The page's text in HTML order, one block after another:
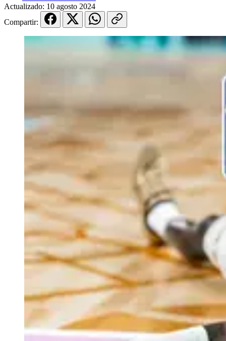
Actualizado: 10 agosto 2024
Compartir: